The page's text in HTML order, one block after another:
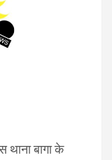
थाना बागा के